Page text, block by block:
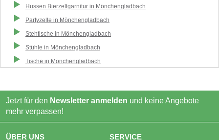
Hussen Bierzeltgarnitur in Mönchengladbach
Partyzelte in Mönchengladbach
Stehtische in Mönchengladbach
Stühle in Mönchengladbach
Tische in Mönchengladbach
Jetzt für den Newsletter anmelden und keine Angebote
mehr verpassen!
ÜBER UNS SERVICE